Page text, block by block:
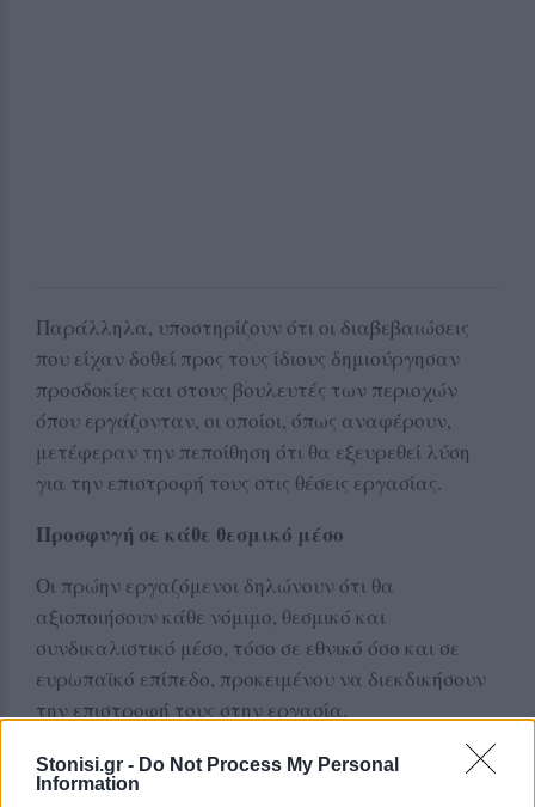
Stonisi.gr - Do Not Process My Personal
Information
Παράλληλα, υποστηρίζουν ότι οι διαβεβαιώσεις
που είχαν δοθεί προς τους ίδιους δημιούργησαν
προσδοκίες και στους βουλευτές των περιοχών
όπου εργάζονταν, οι οποίοι, όπως αναφέρουν,
μετέφεραν την πεποίθηση ότι θα εξευρεθεί λύση
για την επιστροφή τους στις θέσεις εργασίας.
Προσφυγή σε κάθε θεσμικό μέσο
Οι πρώην εργαζόμενοι δηλώνουν ότι θα
αξιοποιήσουν κάθε νόμιμο, θεσμικό και
συνδικαλιστικό μέσο, τόσο σε εθνικό όσο και σε
ευρωπαϊκό επίπεδο, προκειμένου να διεκδικήσουν
την επιστροφή τους στην εργασία.
Παράλληλα, ζητούν, όπως αναφέρουν, την ορθή
αξιοποίηση του δημόσιου χρήματος που